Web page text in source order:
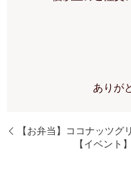
ありが
【お弁当】ココナッツグ
【イベン